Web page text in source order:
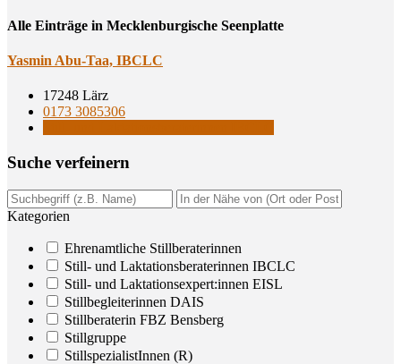
Alle Einträge in Mecklenburgische Seenplatte
Yas­min Abu-Taa, IBCLC
17248 Lärz
0173 3085306
Suche ver­fei­nern
Kategorien
Ehrenamtliche Stillberaterinnen
Still- und Laktationsberaterinnen IBCLC
Still- und Laktationsexpert:innen EISL
Stillbegleiterinnen DAIS
Stillberaterin FBZ Bensberg
Stillgruppe
StillspezialistInnen (R)